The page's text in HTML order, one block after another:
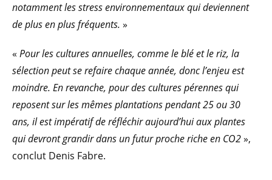
notamment les stress environnementaux qui deviennent
de plus en plus fréquents. »
« Pour les cultures annuelles, comme le blé et le riz, la
sélection peut se refaire chaque année, donc l’enjeu est
moindre. En revanche, pour des cultures pérennes qui
reposent sur les mêmes plantations pendant 25 ou 30
ans, il est impératif de réfléchir aujourd’hui aux plantes
qui devront grandir dans un futur proche riche en CO2»,
conclut Denis Fabre.